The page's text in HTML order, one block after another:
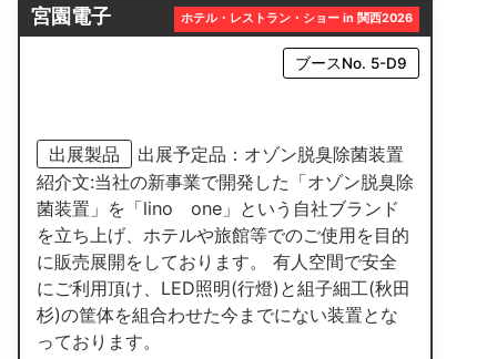
宮園電子 ホテル・レストラン・ショー in 関西2026
ブースNo. 5-D9
出展製品
出展予定品：オゾン脱臭除菌装置
紹介文:当社の新事業で開発した「オゾン脱臭除
菌装置」を「lino one」という自社ブランド
を立ち上げ、ホテルや旅館等でのご使用を目的
に販売展開をしております。 有人空間で安全
にご利用頂け、LED照明(行燈)と組子細工(秋田
杉)の筐体を組合わせた今までにない装置とな
っております。